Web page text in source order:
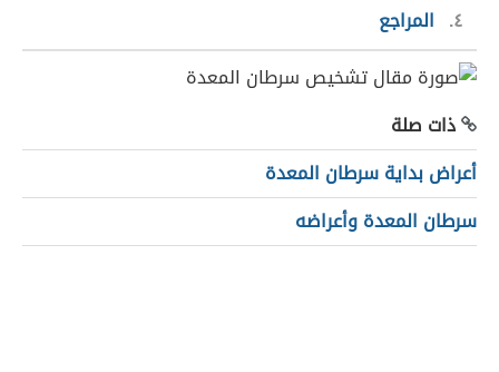
٤
المراجع
ذات صلة
أعراض بداية سرطان المعدة
سرطان المعدة وأعراضه